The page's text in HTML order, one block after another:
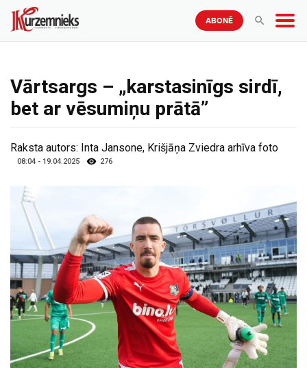
ABONĒ
Vārtsargs – „karstasinīgs sirdī,
bet ar vēsumiņu prātā”
Raksta autors: Inta Jansone, Krišjāņa Zviedra arhīva foto
08:04 - 19.04.2025 276